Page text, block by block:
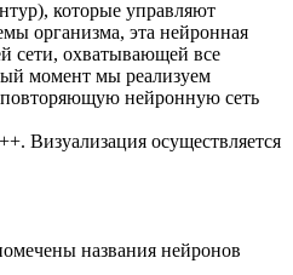
которые управляют
организма, эта нейронная
сети, охватывающей все
момент мы реализуем
нейронную сеть
Визуализация осуществляется
названия нейронов